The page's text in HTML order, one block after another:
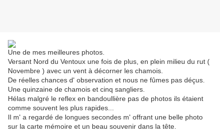
Une de mes meilleures photos.
Versant Nord du Ventoux une fois de plus, en plein milieu du rut (
Novembre ) avec un vent à décorner les chamois.
De réelles chances d' observation et nous ne fûmes pas déçus.
Une quinzaine de chamois et cinq sangliers.
Hélas malgré le reflex en bandoullière pas de photos ils étaient
comme souvent les plus rapides...
Il m' a regardé de longues secondes m' offrant une belle photo
sur la carte mémoire et un beau souvenir dans la tête.